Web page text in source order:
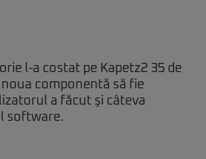
l-a costat pe Kapetz2 35 de
componentă să fie
a făcut şi câteva
software.